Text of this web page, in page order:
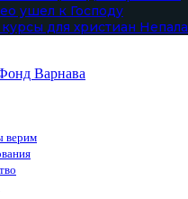
ушел к Господу
для христиан Непала
верим